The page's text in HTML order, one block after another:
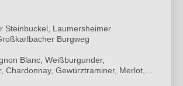
Steinbuckel, Laumersheimer
Burgweg
Blanc, Weißburgunder,
Chardonnay, Gewürztraminer, Merlot,
Cabernet Sauvignon, St. Laurent,